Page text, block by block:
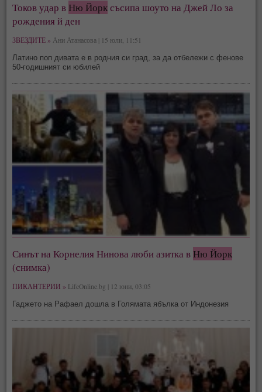
Токов удар в Ню Йорксъсипа шоуто на Джей Ло за
рождения й ден
ЗВЕЗДИТЕ » Ани Атанасова | 15 юли, 11:51
Латино поп дивата е в родния си град, за да отбележи с фенове
50-годишният си юбилей
Синът на Корнелия Нинова люби азитка в Ню Йорк
(снимка)
ПИКАНТЕРИИ » LifeOnline.bg | 12 юни, 03:05
Гаджето на Рафаел дошла в Голямата ябълка от Индонезия